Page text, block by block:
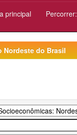
principal Percorrer:
Nordeste do Brasil